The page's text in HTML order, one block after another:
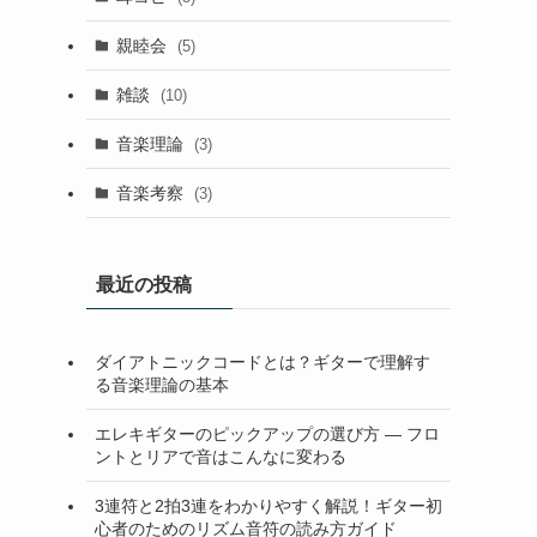
親睦会 (5)
雑談 (10)
音楽理論 (3)
音楽考察 (3)
最近の投稿
ダイアトニックコードとは？ギターで理解す
る音楽理論の基本
エレキギターのピックアップの選び方 — フロ
ントとリアで音はこんなに変わる
3連符と2拍3連をわかりやすく解説！ギター初
心者のためのリズム音符の読み方ガイド